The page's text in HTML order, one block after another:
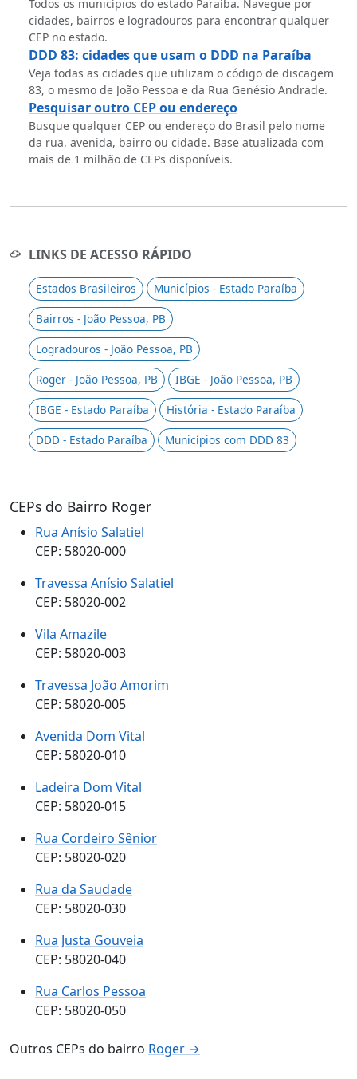
Todos os municípios do estado Paraíba. Navegue por
cidades, bairros e logradouros para encontrar qualquer
CEP no estado.
DDD 83: cidades que usam o DDD na Paraíba
Veja todas as cidades que utilizam o código de discagem
83, o mesmo de João Pessoa e da Rua Genésio Andrade.
Pesquisar outro CEP ou endereço
Busque qualquer CEP ou endereço do Brasil pelo nome
da rua, avenida, bairro ou cidade. Base atualizada com
mais de 1 milhão de CEPs disponíveis.
LINKS DE ACESSO RÁPIDO
Estados Brasileiros
Municípios - Estado Paraíba
Bairros - João Pessoa, PB
Logradouros - João Pessoa, PB
Roger - João Pessoa, PB
IBGE - João Pessoa, PB
IBGE - Estado Paraíba
História - Estado Paraíba
DDD - Estado Paraíba
Municípios com DDD 83
CEPs do Bairro Roger
Rua Anísio Salatiel
CEP: 58020-000
Travessa Anísio Salatiel
CEP: 58020-002
Vila Amazile
CEP: 58020-003
Travessa João Amorim
CEP: 58020-005
Avenida Dom Vital
CEP: 58020-010
Ladeira Dom Vital
CEP: 58020-015
Rua Cordeiro Sênior
CEP: 58020-020
Rua da Saudade
CEP: 58020-030
Rua Justa Gouveia
CEP: 58020-040
Rua Carlos Pessoa
CEP: 58020-050
Outros CEPs do bairro Roger →